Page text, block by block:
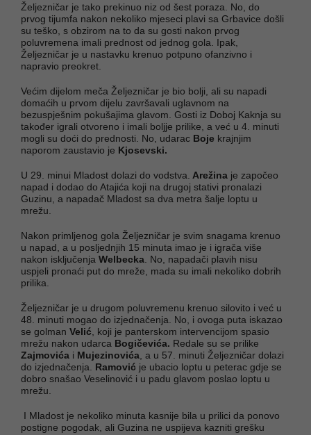
Željezničar je tako prekinuo niz od šest poraza. No, do
prvog tijumfa nakon nekoliko mjeseci plavi sa Grbavice došli
su teško, s obzirom na to da su gosti nakon prvog
poluvremena imali prednost od jednog gola. Ipak,
Željezničar je u nastavku krenuo potpuno ofanzivno i
napravio preokret.
Većim dijelom meča Željezničar je bio bolji, ali su napadi
domaćih u prvom dijelu završavali uglavnom na
bezuspješnim pokušajima glavom. Gosti iz Doboj Kaknja su
također igrali otvoreno i imali boljje prilike, a već u 4. minuti
mogli su doći do prednosti. No, udarac Boje krajnjim
naporom zaustavio je Kjosevski.
U 29. minui Mladost dolazi do vodstva. Arežina je započeo
napad i dodao do Atajića koji na drugoj stativi pronalazi
Guzinu, a napadač Mladost sa dva metra šalje loptu u
mrežu.
Nakon primljenog gola Željezničar je svim snagama krenuo
u napad, a u posljednjih 15 minuta imao je i igrača više
nakon isključenja Welbecka . No, napadači plavih nisu
uspjeli pronaći put do mreže, mada su imali nekoliko dobrih
prilika.
Željezničar je u drugom poluvremenu krenuo silovito i već u
48. minuti mogao do izjednačenja. No, i ovoga puta iskazao
se golman Velić , koji je panterskom intervencijom spasio
mrežu nakon udarca Bogičevića. Redale su se prilike
Zajmovića i Mujezinovića , a u 57. minuti Željezničar dolazi
do izjednačenja.
Ramović je ubacio loptu u peterac gdje se
dobro snašao Veselinović i u padu glavom poslao loptu u
mrežu.
I Mladost je nekoliko minuta kasnije bila u prilici da ponovo
postigne pogodak, ali Guzina ne uspijeva kazniti grešku